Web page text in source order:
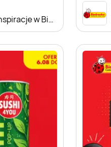
Zakupowe Inspiracje w Biedronce